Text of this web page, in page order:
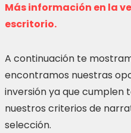
Más información en la
escritorio.
A continuación te
encontramos nuestras
inversión ya que cumplen
nuestros criterios de
selección.